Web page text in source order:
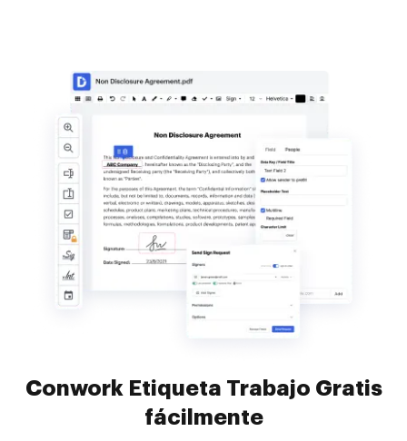
Conwork Etiqueta Trabajo Gratis
fácilmente